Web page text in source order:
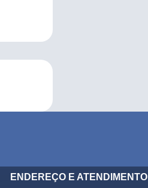
ENDEREÇO E ATENDIMENTO